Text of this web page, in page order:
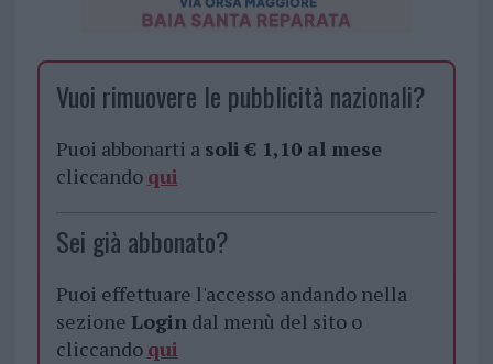
Vuoi rimuovere le pubblicità nazionali?
Puoi abbonarti a soli € 1,10 al mese
cliccando qui
Sei già abbonato?
Puoi effettuare l'accesso andando nella
sezione Logindal menù del sito o
cliccando qui